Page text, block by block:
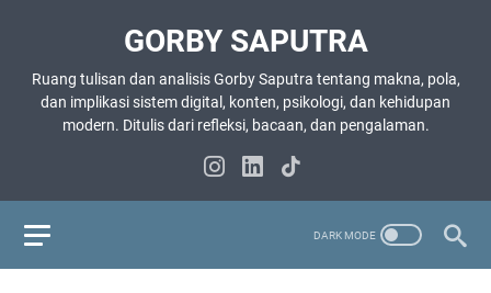
GORBY SAPUTRA
Ruang tulisan dan analisis Gorby Saputra tentang makna, pola,
dan implikasi sistem digital, konten, psikologi, dan kehidupan
modern. Ditulis dari refleksi, bacaan, dan pengalaman.